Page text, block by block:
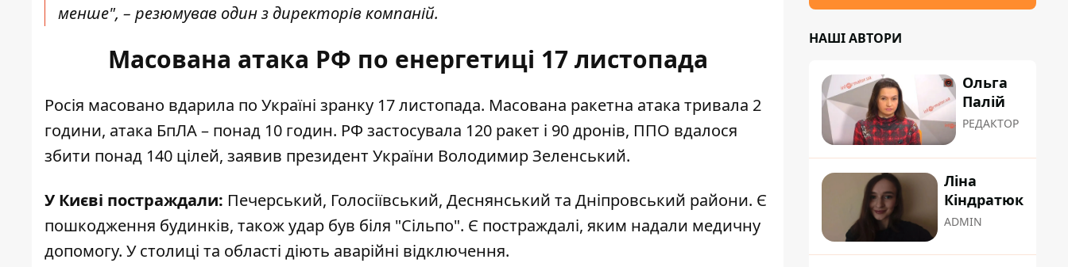
менше", – резюмував один з директорів компаній.
Масована атака РФ по енергетиці 17 листопада
Росія масовано вдарила по Україні зранку 17 листопада. Масована ракетна атака тривала 2
години, атака БпЛА – понад 10 годин. РФ застосувала 120 ракет і 90 дронів, ППО вдалося
збити понад 140 цілей, заявив президент України Володимир Зеленський.
У Києві постраждали: Печерський, Голосіївський, Деснянський та Дніпровський райони. Є
пошкодження будинків, також удар був біля "Сільпо". Є постраждалі, яким надали медичну
допомогу. У столиці та області діють аварійні відключення.
НАШІ АВТОРИ
Ольга
Палій
РЕДАКТОР
Ліна
Кіндратюк
ADMIN